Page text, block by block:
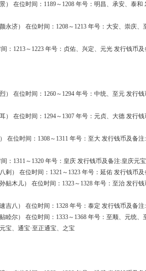
在位时间：1189～1208 年号：明昌、承安、泰和
济） 在位时间：1208～1213 年号：大安、崇庆、
1213～1223 年号：贞佑、兴定、元光 发行钱币及
在位时间：1260～1294 年号：中统、至元 发行钱
在位时间：1294～1307 年号：元贞、大德 发行钱
位时间：1308～1311 年号：至大 发行钱币及备注
1311～1320 年号：皇庆 发行钱币及备注:皇庆元宝
） 在位时间：1321～1323 年号：延佑 发行钱币及
木儿） 在位时间：1323～1328 年号：至治 发行钱
八） 在位时间：1328 年号：泰定 发行钱币及备注
尔） 在位时间：1333～1368 年号：至顺、元统、
宝、通宝·至正通宝、之宝